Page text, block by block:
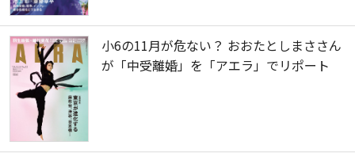
小6の11月が危ない？ おおたとしまささん
が「中受離婚」を「アエラ」でリポート